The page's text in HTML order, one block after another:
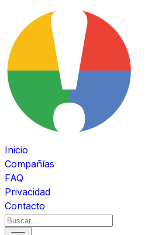
Inicio
Compañías
FAQ
Privacidad
Contacto